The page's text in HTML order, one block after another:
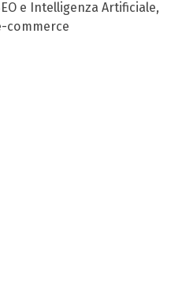
e Intelligenza Artificiale,
commerce